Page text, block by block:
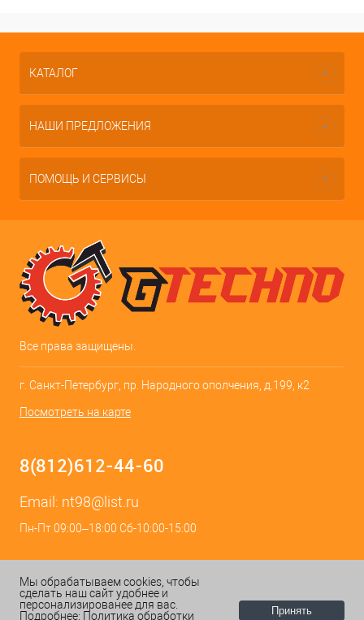
КАТАЛОГ
НАШИ ПРЕДЛОЖЕНИЯ
ПОМОЩЬ И СЕРВИСЫ
Все права защищены.
г. Санкт-Петербург, пр. Народного ополчения, д.199, к2
Посмотреть на карте
8(812)612-44-60
Email: nt98@list.ru
Пн-Пт 09:00–18:00 Сб-10:00-15:00
Мы обрабатываем cookies, чтобы
сделать наш сайт удобнее и
персонализированее для вас.
Подробнее: Политика обработки Принять